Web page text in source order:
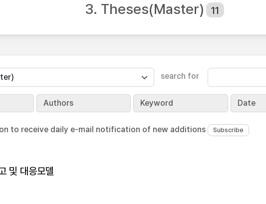
3. Theses(Master) 11
search for
Authors Keyword Date
to receive daily e-mail notification of new additions
및 대응모델